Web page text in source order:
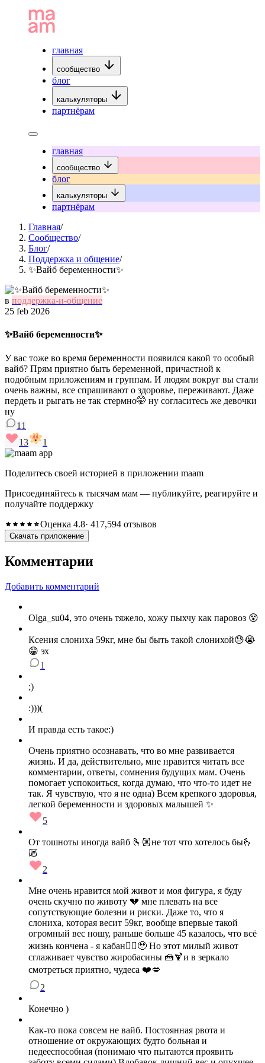
главная
сообщество
блог
калькуляторы
партнёрам
главная
сообщество
блог
калькуляторы
партнёрам
Главная/
Сообщество/
Блог/
Поддержка и общение/
✨Вайб беременности✨
в поддержка-и-общение
25 feb 2026
✨Вайб беременности✨
У вас тоже во время беременности появился какой то особый
вайб? Прям приятно быть беременной, причастной к
подобным приложениям и группам. И людям вокруг вы стали
очень важны, все спрашивают о здоровье, переживают. Даже
пердеть и рыгать не так стермно🤭 ну согласитесь же девочки
ну
11
13
1
Поделитесь своей историей в приложении maam
Присоединяйтесь к тысячам мам — публикуйте, реагируйте и
получайте поддержку
Оценка 4.8· 417,594 отзывов
Скачать приложение
Комментарии
Добавить комментарий
Olga_su04 , это очень тяжело, хожу пыхчу как паровоз 😵
Ксения слониха 59кг, мне бы быть такой слонихой😓😭
😁 эх
1
;)
:)))(
И правда есть такое:)
Очень приятно осознавать, что во мне развивается
жизнь. И да, действительно, мне нравится читать все
комментарии, ответы, сомнения будущих мам. Очень
помогает успокоиться, когда думаю, что что-то идет не
так. Я чувствую, что я не одна) Всем крепкого здоровья,
легкой беременности и здоровых малышей ✨
5
От тошноты иногда вайб 🫰🏼не тот что хотелось бы🫰
🏼
2
Мне очень нравится мой живот и моя фигура, я буду
очень скучно по животу 💔 мне плевать на все
сопутствующие болезни и риски. Даже то, что я
слониха, которая весит 59кг, вообще впервые такой
огромный вес ношу, раньше больше 45 казалось, что всё
жизнь кончена - я кабан🙂‍↕️🥹 Но этот милый живот
сглаживает чувство жиробасины 🍰🍹и в зеркало
смотреться приятно, чудеса ❤️💋
2
Конечно )
Как-то пока совсем не вайб. Постоянная рвота и
отношение от окружающих будто больная и
недееспособная (понимаю что пытаются проявить